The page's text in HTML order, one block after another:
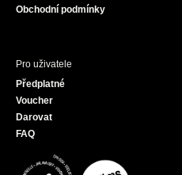
Obchodní podmínky
Pro uživatele
Předplatné
Voucher
Darovat
FAQ